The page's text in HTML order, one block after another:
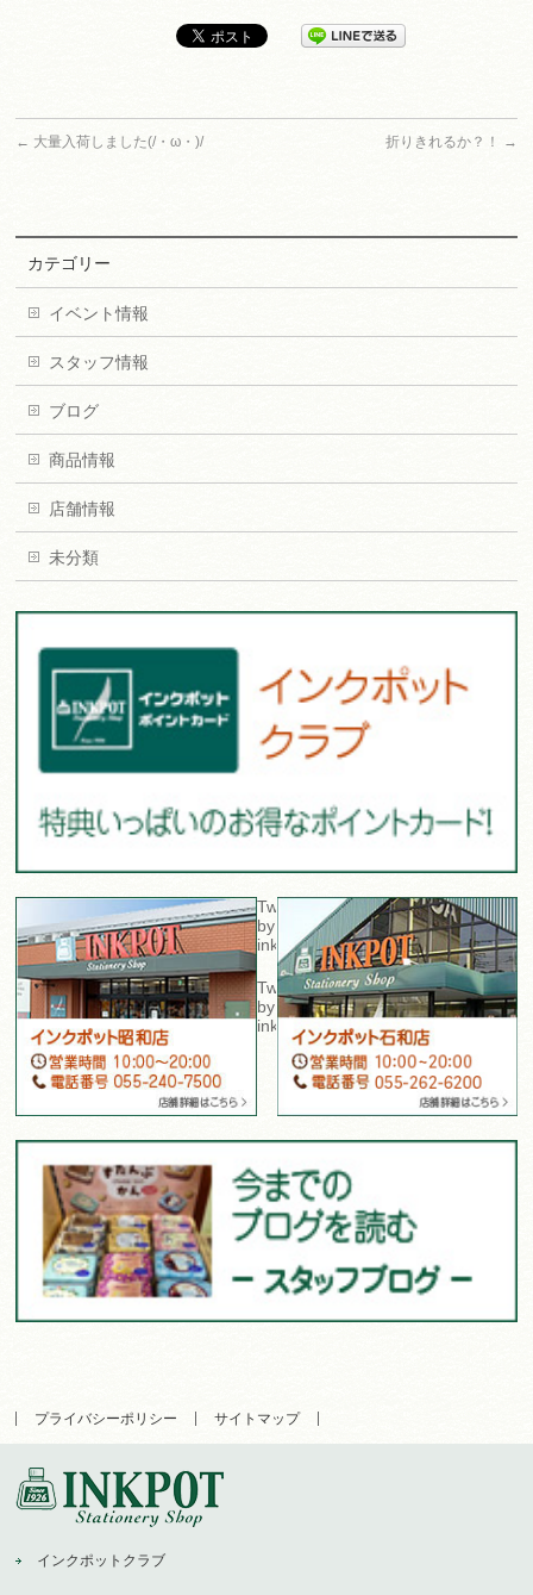
← 大量入荷しました(/・ω・)/ 折りきれるか？！ →
カテゴリー
イベント情報
スタッフ情報
ブログ
商品情報
店舗情報
未分類
Tweets
by
inkpot_sta
Tweets
by
inkpot_isawa
プライバシーポリシー サイトマップ
インクポットクラブ